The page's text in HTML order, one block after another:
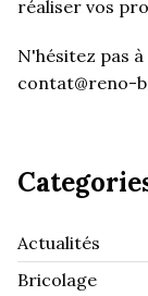
réaliser vos
N'hésitez pas
contat@reno-
Actualités
Bricolage